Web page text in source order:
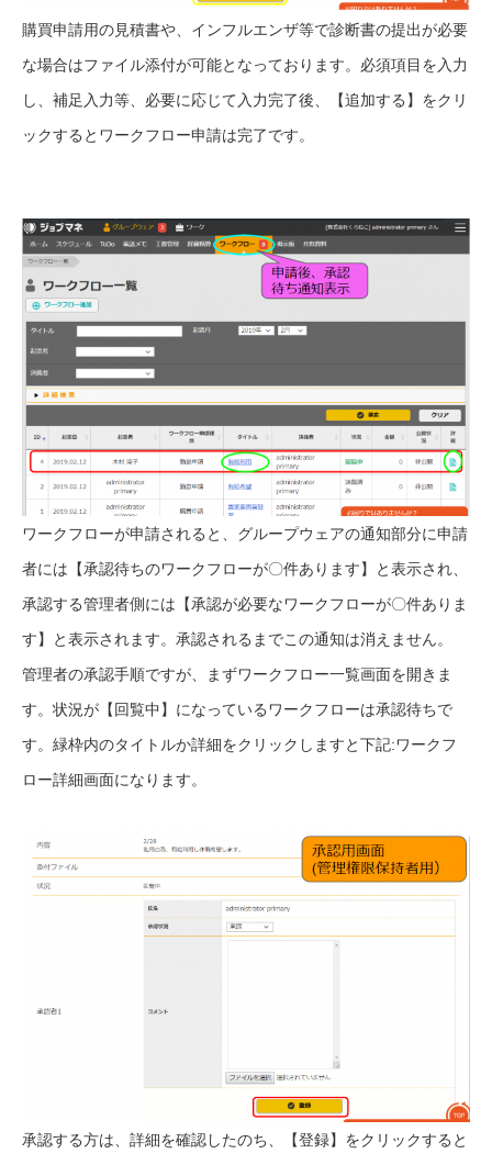
購買申請用の見積書や、インフルエンザ等で診断書の提出が必要
な場合はファイル添付が可能となっております。必須項目を入力
し、補足入力等、必要に応じて入力完了後、【追加する】をクリ
ックするとワークフロー申請は完了です。
ワークフローが申請されると、グループウェアの通知部分に申請
者には【承認待ちのワークフローが〇件あります】と表示され、
承認する管理者側には【承認が必要なワークフローが〇件ありま
す】と表示されます。承認されるまでこの通知は消えません。
管理者の承認手順ですが、まずワークフロー一覧画面を開きま
す。状況が【回覧中】になっているワークフローは承認待ちで
す。緑枠内のタイトルか詳細をクリックしますと下記:ワークフ
ロー詳細画面になります。
承認する方は、詳細を確認したのち、【登録】をクリックすると